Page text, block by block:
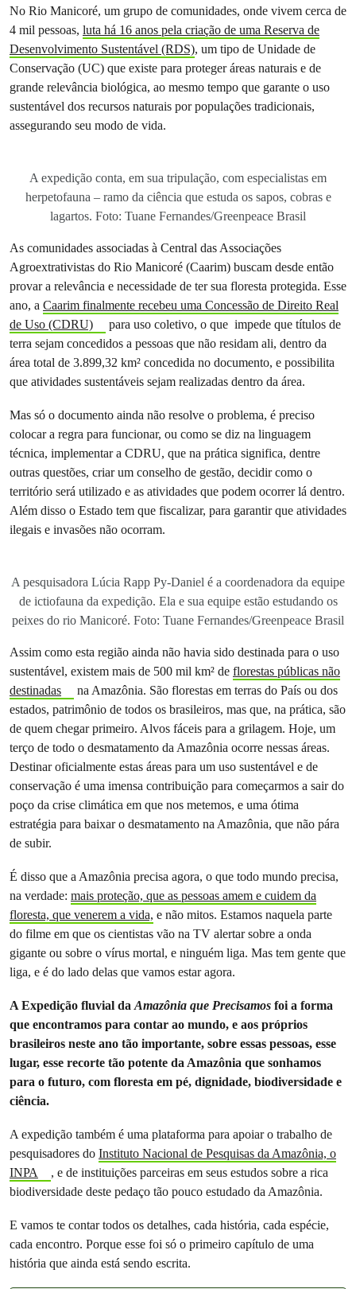
No Rio Manicoré, um grupo de comunidades, onde vivem cerca de
4 mil pessoas, luta há 16 anos pela criação de uma Reserva de
Desenvolvimento Sustentável (RDS), um tipo de Unidade de
Conservação (UC) que existe para proteger áreas naturais e de
grande relevância biológica, ao mesmo tempo que garante o uso
sustentável dos recursos naturais por populações tradicionais,
assegurando seu modo de vida.
A expedição conta, em sua tripulação, com especialistas em
herpetofauna – ramo da ciência que estuda os sapos, cobras e
lagartos. Foto: Tuane Fernandes/Greenpeace Brasil
As comunidades associadas à Central das Associações
Agroextrativistas do Rio Manicoré (Caarim) buscam desde então
provar a relevância e necessidade de ter sua floresta protegida. Esse
ano, a Caarim finalmente recebeu uma Concessão de Direito Real
de Uso (CDRU)
para uso coletivo, o que impede que títulos de
terra sejam concedidos a pessoas que não residam ali, dentro da
área total de 3.899,32 km² concedida no documento, e possibilita
que atividades sustentáveis sejam realizadas dentro da área.
Mas só o documento ainda não resolve o problema, é preciso
colocar a regra para funcionar, ou como se diz na linguagem
técnica, implementar a CDRU, que na prática significa, dentre
outras questões, criar um conselho de gestão, decidir como o
território será utilizado e as atividades que podem ocorrer lá dentro.
Além disso o Estado tem que fiscalizar, para garantir que atividades
ilegais e invasões não ocorram.
A pesquisadora Lúcia Rapp Py-Daniel é a coordenadora da equipe
de ictiofauna da expedição. Ela e sua equipe estão estudando os
peixes do rio Manicoré. Foto: Tuane Fernandes/Greenpeace Brasil
Assim como esta região ainda não havia sido destinada para o uso
sustentável, existem mais de 500 mil km² de florestas públicas não
destinadas
na Amazônia. São florestas em terras do País ou dos
estados, patrimônio de todos os brasileiros, mas que, na prática, são
de quem chegar primeiro. Alvos fáceis para a grilagem. Hoje, um
terço de todo o desmatamento da Amazônia ocorre nessas áreas.
Destinar oficialmente estas áreas para um uso sustentável e de
conservação é uma imensa contribuição para começarmos a sair do
poço da crise climática em que nos metemos, e uma ótima
estratégia para baixar o desmatamento na Amazônia, que não pára
de subir.
É disso que a Amazônia precisa agora, o que todo mundo precisa,
na verdade: mais proteção, que as pessoas amem e cuidem da
floresta, que venerem a vida, e não mitos. Estamos naquela parte
do filme em que os cientistas vão na TV alertar sobre a onda
gigante ou sobre o vírus mortal, e ninguém liga. Mas tem gente que
liga, e é do lado delas que vamos estar agora.
A Expedição fluvial daAmazônia que Precisamos foi a forma
que encontramos para contar ao mundo, e aos próprios
brasileiros neste ano tão importante, sobre essas pessoas, esse
lugar, esse recorte tão potente da Amazônia que sonhamos
para o futuro, com floresta em pé, dignidade, biodiversidade e
ciência.
A expedição também é uma plataforma para apoiar o trabalho de
pesquisadores do Instituto Nacional de Pesquisas da Amazônia, o
INPA
, e de instituições parceiras em seus estudos sobre a rica
biodiversidade deste pedaço tão pouco estudado da Amazônia.
E vamos te contar todos os detalhes, cada história, cada espécie,
cada encontro. Porque esse foi só o primeiro capítulo de uma
história que ainda está sendo escrita.